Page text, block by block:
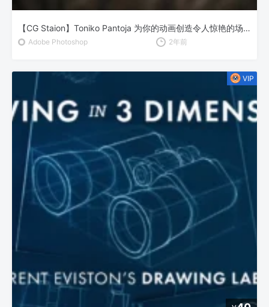
【CG Staion】Toniko Pantoja 为你的动画创造令人惊艳的场景
Adobe Photoshop 2年前